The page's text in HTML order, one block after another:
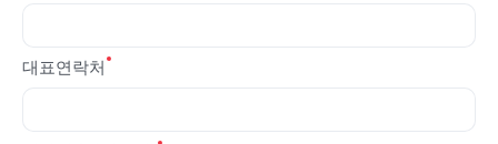
대표연락처